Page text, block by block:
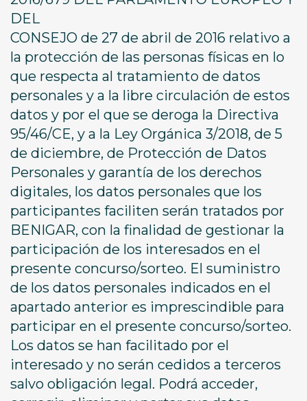
DEL
CONSEJO de 27 de abril de 2016 relativo a
la protección de las personas físicas en lo
que respecta al tratamiento de datos
personales y a la libre circulación de estos
datos y por el que se deroga la Directiva
95/46/CE, y a la Ley Orgánica 3/2018, de 5
de diciembre, de Protección de Datos
Personales y garantía de los derechos
digitales, los datos personales que los
participantes faciliten serán tratados por
BENIGAR, con la finalidad de gestionar la
participación de los interesados en el
presente concurso/sorteo. El suministro
de los datos personales indicados en el
apartado anterior es imprescindible para
participar en el presente concurso/sorteo.
Los datos se han facilitado por el
interesado y no serán cedidos a terceros
salvo obligación legal. Podrá acceder,